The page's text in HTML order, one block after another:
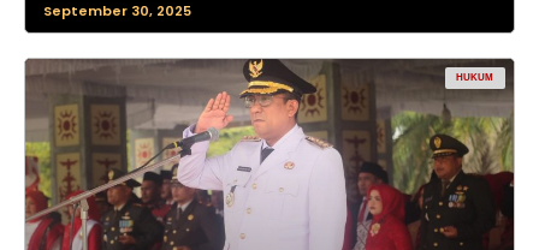
September 30, 2025
HUKUM